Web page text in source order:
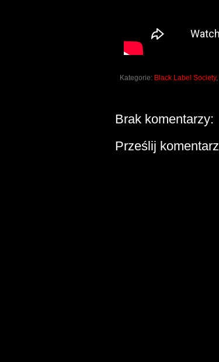
Kategorie: Black Label Society,
Brak komentarzy:
Prześlij komentarz